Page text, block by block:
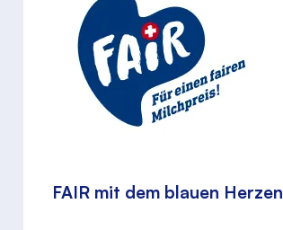
FAIR mit dem blauen Herzen